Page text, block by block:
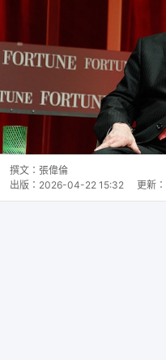
撰文： 張偉倫
出版： 2026-04-22 15:32 更新：